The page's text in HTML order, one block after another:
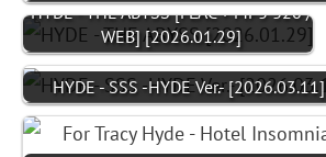
HYDE - THE ABYSS [FLAC + MP3 320 /
WEB] [2026.01.29]
HYDE - SSS -HYDE Ver.- [2026.03.11]